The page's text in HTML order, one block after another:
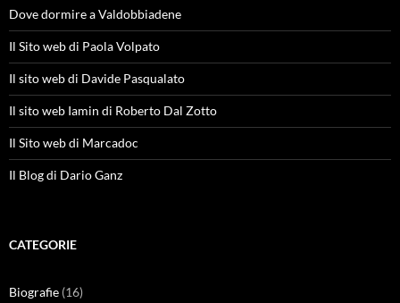
Dove dormire a Valdobbiadene
Il Sito web di Paola Volpato
Il sito web di Davide Pasqualato
Il sito web Iamin di Roberto Dal Zotto
Il Sito web di Marcadoc
Il Blog di Dario Ganz
CATEGORIE
Biografie (16)